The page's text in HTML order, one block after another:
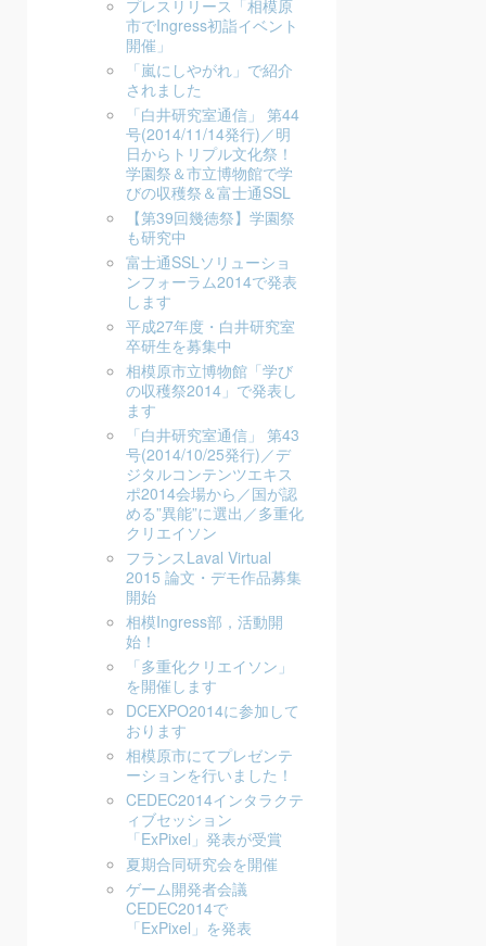
プレスリリース「相模原
市でIngress初詣イベント
開催」
「嵐にしやがれ」で紹介
されました
「白井研究室通信」 第44
号(2014/11/14発行)／明
日からトリプル文化祭！
学園祭＆市立博物館で学
びの収穫祭＆富士通SSL
【第39回幾徳祭】学園祭
も研究中
富士通SSLソリューショ
ンフォーラム2014で発表
します
平成27年度・白井研究室
卒研生を募集中
相模原市立博物館「学び
の収穫祭2014」で発表し
ます
「白井研究室通信」 第43
号(2014/10/25発行)／デ
ジタルコンテンツエキス
ポ2014会場から／国が認
める”異能”に選出／多重化
クリエイソン
フランスLaval Virtual
2015 論文・デモ作品募集
開始
相模Ingress部，活動開
始！
「多重化クリエイソン」
を開催します
DCEXPO2014に参加して
おります
相模原市にてプレゼンテ
ーションを行いました！
CEDEC2014インタラクテ
ィブセッション
「ExPixel」発表が受賞
夏期合同研究会を開催
ゲーム開発者会議
CEDEC2014で
「ExPixel」を発表